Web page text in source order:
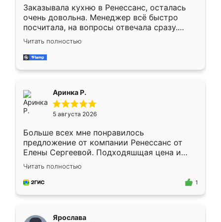
Заказывала кухню в Ренессанс, осталась
очень довольна. Менеджер всё быстро
посчитала, на вопросы отвечала сразу.
Замерщик приехал в субботу, подошёл к
делу со всей ответственностью. Собрали
за день, ребята работали аккуратно, даже
Читать полностью
Аринка Р.
5 августа 2026
Больше всех мне понравилось
предложение от компании Ренессанс от
Елены Сергеевой. Подходяшщая цена и
короткие сроки изготовления. Приехавший
для замера сотрудник Владислав
предложил по моему эскизу самый
Читать полностью
1
Ярослава